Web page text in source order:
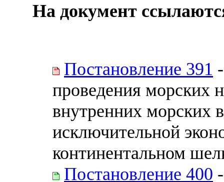
На документ
Постановление 391
проведения морских
внутренних морских
исключительной
континентальном
Постановление 400